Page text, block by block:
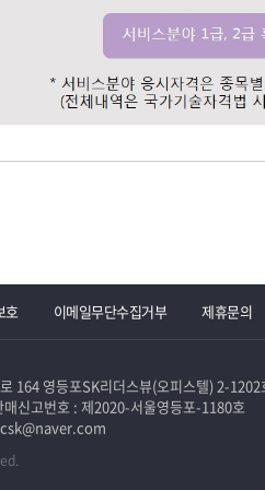
호 이메일무단수집거부 제휴문의
164 영등포SK리더스뷰(오피스텔) 2-1202
매신고번호 : 제2020-서울영등포-1180호